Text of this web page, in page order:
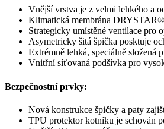
Vnější vrstva je z velmi lehkého a
Klimatická membrána
Strategicky umístěné ventilace pro
Asymetricky šitá špička posktuje
Extrémně lehká, speciálně složená
Vnitřní síťovaná podšívka pro
Bezpečnostní prvky:
Nová konstrukce špičky a paty
TPU protektor kotníku je schován